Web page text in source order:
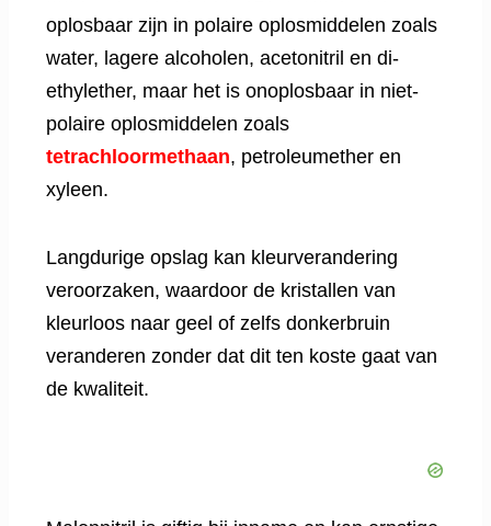
oplosbaar zijn in polaire oplosmiddelen zoals
water, lagere alcoholen, acetonitril en di-
ethylether, maar het is onoplosbaar in niet-
polaire oplosmiddelen zoals
tetrachloormethaan, petroleumether en
xyleen.
Langdurige opslag kan kleurverandering
veroorzaken, waardoor de kristallen van
kleurloos naar geel of zelfs donkerbruin
veranderen zonder dat dit ten koste gaat van
de kwaliteit.